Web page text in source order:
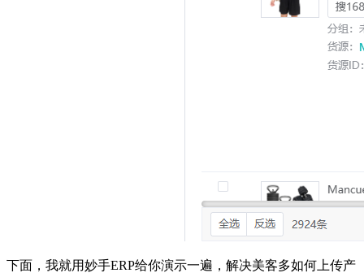
下面，我就用妙手ERP给你演示一遍，解决美客多如何上传产